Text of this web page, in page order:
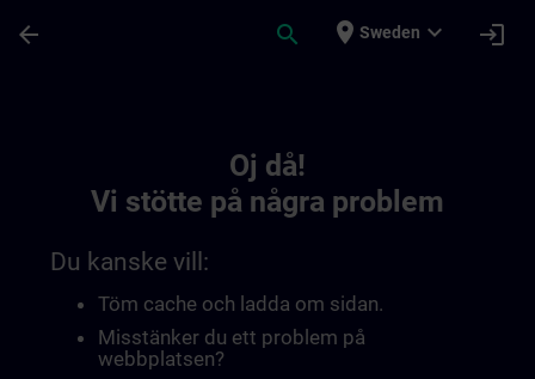
arrow_back search place Sweden expand_more login
Oj då!
Vi stötte på några problem
Du kanske vill:
Töm cache och ladda om sidan.
Misstänker du ett problem på
webbplatsen?